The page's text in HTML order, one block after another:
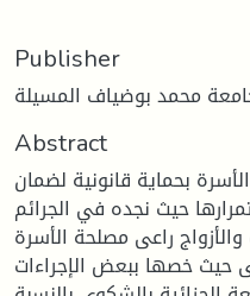
Publisher
محمد بوضياف المسيلة
Abstract
بحماية قانونية لضمان
حيث نجده في الجرائم
راعى مصلحة الأسرة
حيث خصها ببعض الإجراءات